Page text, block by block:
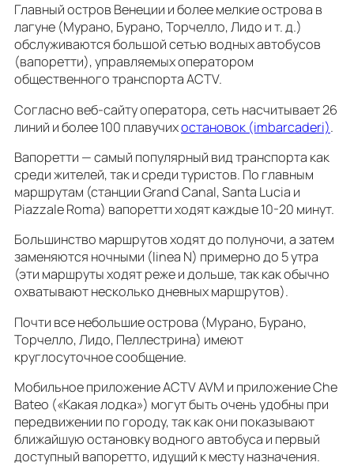
Главный остров Венеции и более мелкие острова в
лагуне (Мурано, Бурано, Торчелло, Лидо и т. д.)
обслуживаются большой сетью водных автобусов
(вапоретти), управляемых оператором
общественного транспорта ACTV.
Согласно веб-сайту оператора, сеть насчитывает 26
линий и более 100 плавучихостановок (imbarcaderi).
Вапоретти — самый популярный вид транспорта как
среди жителей, так и среди туристов. По главным
маршрутам (станции Grand Canal, Santa Lucia и
Piazzale Roma) вапоретти ходят каждые 10-20 минут.
Большинство маршрутов ходят до полуночи, а затем
заменяются ночными (linea N) примерно до 5 утра
(эти маршруты ходят реже и дольше, так как обычно
охватывают несколько дневных маршрутов).
Почти все небольшие острова (Мурано, Бурано,
Торчелло, Лидо, Пеллестрина) имеют
круглосуточное сообщение.
Мобильное приложение ACTV AVM и приложение Che
Bateo («Какая лодка») могут быть очень удобны при
передвижении по городу, так как они показывают
ближайшую остановку водного автобуса и первый
доступный вапоретто, идущий к месту назначения.